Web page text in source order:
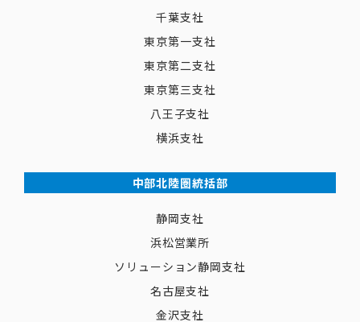
千葉支社
東京第一支社
東京第二支社
東京第三支社
八王子支社
横浜支社
中部北陸圏統括部
静岡支社
浜松営業所
ソリューション静岡支社
名古屋支社
金沢支社